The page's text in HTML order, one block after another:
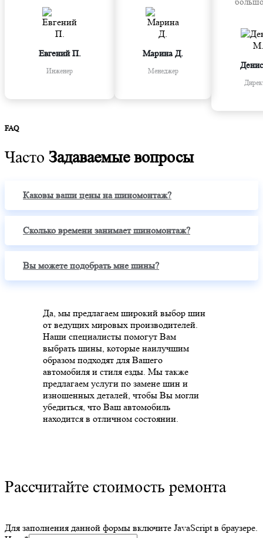
Евгений П.
Инженер
Марина Д.
Менеджер
FAQ
Часто Задаваемые вопросы
Каковы ваши цены на шиномонтаж?
Сколько времени занимает шиномонтаж?
Вы можете подобрать мне шины?
Да, мы предлагаем широкий выбор шин
от ведущих мировых производителей.
Наши специалисты помогут Вам
выбрать шины, которые наилучшим
образом подходят для Вашего
автомобиля и стиля езды. Мы также
предлагаем услуги по замене шин и
изношенных деталей, чтобы Вы могли
убедиться, что Ваш автомобиль
находится в отличном состоянии.
Рассчитайте стоимость ремонта
Для заполнения данной формы включите JavaScript в браузере.